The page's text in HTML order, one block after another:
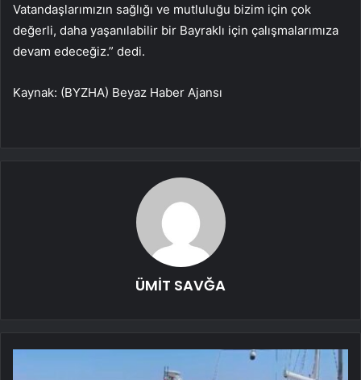
Vatandaşlarımızın sağlığı ve mutluluğu bizim için çok
değerli, daha yaşanılabilir bir Bayraklı için çalışmalarımıza
devam edeceğiz.” dedi.
Kaynak: (BYZHA) Beyaz Haber Ajansı
ÜMİT SAVĞA